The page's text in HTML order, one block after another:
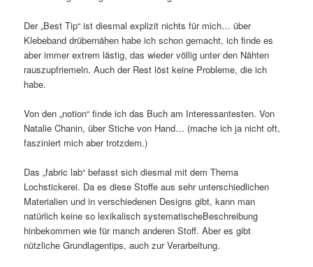
Der „Best Tip“ ist diesmal explizit nichts für mich… über
Klebeband drübernähen habe ich schon gemacht, ich finde es
aber immer extrem lästig, das wieder völlig unter den Nähten
rauszupfriemeln. Auch der Rest löst keine Probleme, die ich
habe.
Von den „notion“ finde ich das Buch am Interessantesten. Von
Natalie Chanin, über Stiche von Hand… (mache ich ja nicht oft,
fasziniert mich aber trotzdem.)
Das „fabric lab“ befasst sich diesmal mit dem Thema
Lochstickerei. Da es diese Stoffe aus sehr unterschiedlichen
Materialien und in verschiedenen Designs gibt, kann man
natürlich keine so lexikalisch systematischeBeschreibung
hinbekommen wie für manch anderen Stoff. Aber es gibt
nützliche Grundlagentips, auch zur Verarbeitung.